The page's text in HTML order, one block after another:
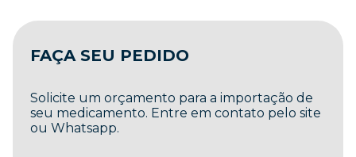
FAÇA SEU PEDIDO
Solicite um orçamento para a importação de
seu medicamento. Entre em contato pelo site
ou Whatsapp.